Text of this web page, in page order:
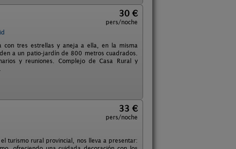
30 €
pers/noche
con tres estrellas y aneja a ella, en la misma
a un patio-jardín de 800 metros cuadrados.
y reuniones. Complejo de Casa Rural y
33 €
pers/noche
turismo rural provincial, nos lleva a presentar: